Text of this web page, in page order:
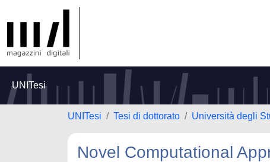
UNITesi
UNITesi Tesi di dottorato Università degli
Novel Computational